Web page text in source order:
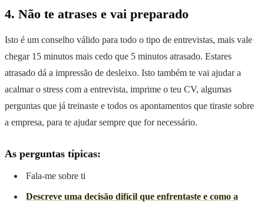
4. Não te atrases e vai preparado
Isto é um conselho válido para todo o tipo de entrevistas, mais vale
chegar 15 minutos mais cedo que 5 minutos atrasado. Estares
atrasado dá a impressão de desleixo. Isto também te vai ajudar a
acalmar o stress com a entrevista, imprime o teu CV, algumas
perguntas que já treinaste e todos os apontamentos que tiraste sobre
a empresa, para te ajudar sempre que for necessário.
As perguntas típicas:
Fala-me sobre ti
Descreve uma decisão difícil que enfrentaste e como a